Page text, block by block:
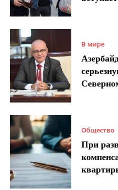
В мире
Общество
При